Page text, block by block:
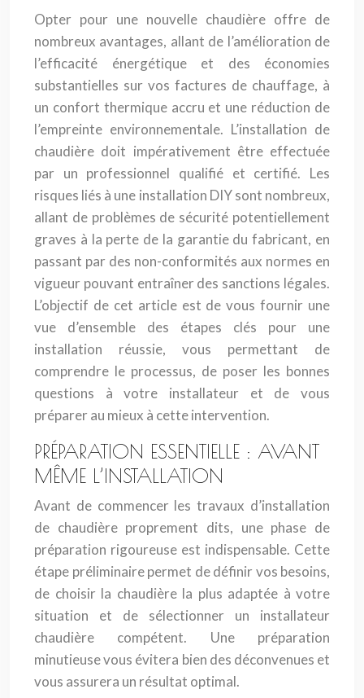
Opter pour une nouvelle chaudière offre de
nombreux avantages, allant de l’amélioration de
l’efficacité énergétique et des économies
substantielles sur vos factures de chauffage, à
un confort thermique accru et une réduction de
l’empreinte environnementale. L’installation de
chaudière doit impérativement être effectuée
par un professionnel qualifié et certifié. Les
risques liés à une installation DIY sont nombreux,
allant de problèmes de sécurité potentiellement
graves à la perte de la garantie du fabricant, en
passant par des non-conformités aux normes en
vigueur pouvant entraîner des sanctions légales.
L’objectif de cet article est de vous fournir une
vue d’ensemble des étapes clés pour une
installation réussie, vous permettant de
comprendre le processus, de poser les bonnes
questions à votre installateur et de vous
préparer au mieux à cette intervention.
PRÉPARATION ESSENTIELLE : AVANT
MÊME L’INSTALLATION
Avant de commencer les travaux d’installation
de chaudière proprement dits, une phase de
préparation rigoureuse est indispensable. Cette
étape préliminaire permet de définir vos besoins,
de choisir la chaudière la plus adaptée à votre
situation et de sélectionner un installateur
chaudière compétent. Une préparation
minutieuse vous évitera bien des déconvenues et
vous assurera un résultat optimal.